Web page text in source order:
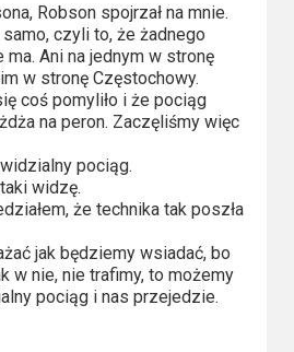
Robson spojrzał na mnie.
czyli to, że żadnego
Ani na jednym w stronę
w stronę Częstochowy.
coś pomyliło i że pociąg
na peron. Zaczęliśmy więc
pociąg.
widzę.
że technika tak poszła
jak będziemy wsiadać, bo
w nie, nie trafimy, to możemy
pociąg i nas przejedzie.